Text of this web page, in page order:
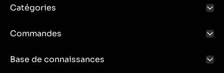
Catégories
Commandes
Base de connaissances